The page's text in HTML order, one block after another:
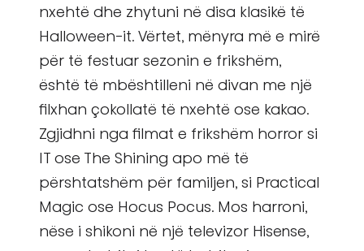
nxehtë dhe zhytuni në disa klasikë të
Halloween-it. Vërtet, mënyra më e mirë
për të festuar sezonin e frikshëm,
është të mbështilleni në divan me një
filxhan çokollatë të nxehtë ose kakao.
Zgjidhni nga filmat e frikshëm horror si
IT ose The Shining apo më të
përshtatshëm për familjen, si Practical
Magic ose Hocus Pocus. Mos harroni,
nëse i shikoni në një televizor Hisense,